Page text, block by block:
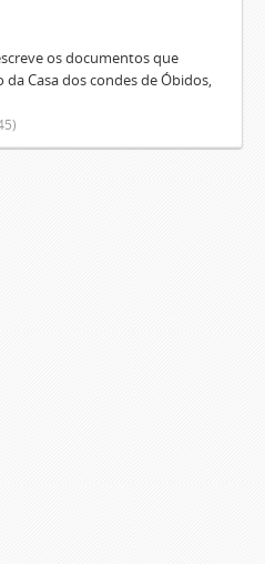
os documentos que
Casa dos condes de Óbidos,